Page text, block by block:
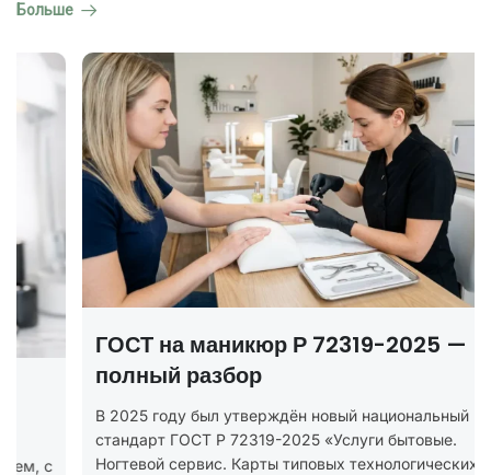
Больше
Р 72319-2025 —
новый национальный
«Услуги бытовые.
технологических
Наращивание
бесплатный урок